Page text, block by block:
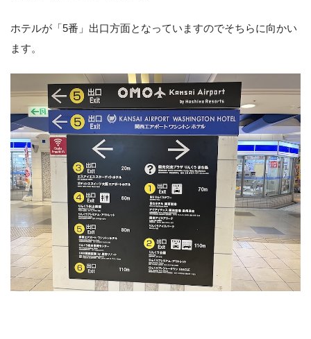
ホテルが「5番」出口方面となっていますのでそちらに向かい
ます。